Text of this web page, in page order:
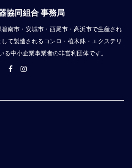
協同組合 事務局
南市・安城市・西尾市・高浜市で生産され
て製造されるコンロ・植木鉢・エクステリ
る中小企業事業者の非営利団体です。